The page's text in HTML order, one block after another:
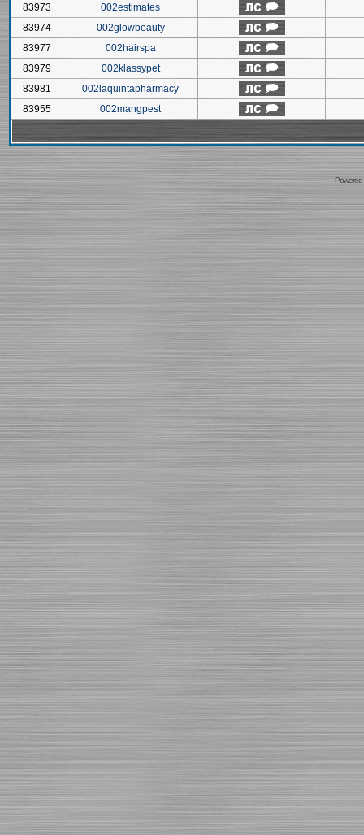
83973
002estimates
83974
002glowbeauty
83977
002hairspa
83979
002klassypet
83981
002laquintapharmacy
83955
002mangpest